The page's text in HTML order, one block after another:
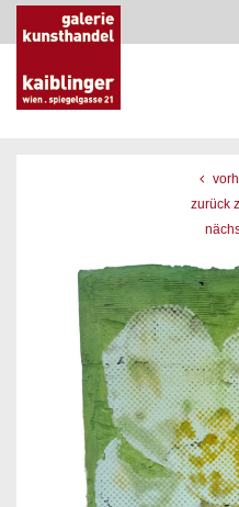
zurück